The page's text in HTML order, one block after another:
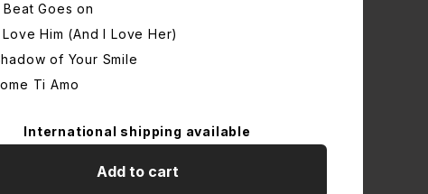
Goes on
Love Him (And I Love Her)
of Your Smile
Ti Amo
International shipping available
Add to cart